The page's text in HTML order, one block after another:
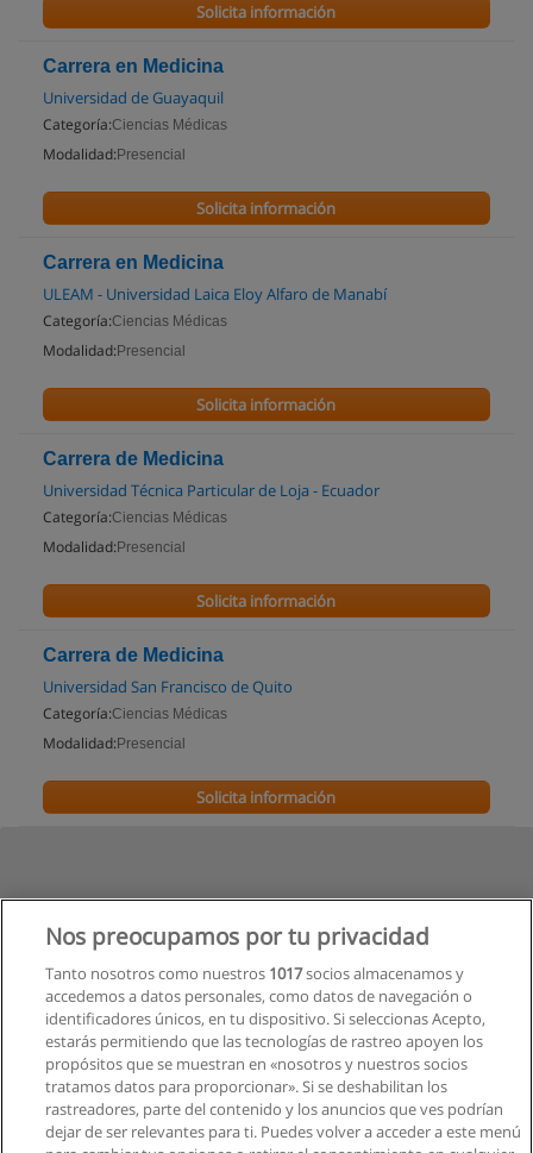
Solicita información
Carrera en Medicina
Universidad de Guayaquil
Categoría:Ciencias Médicas
Modalidad: Presencial
Solicita información
Carrera en Medicina
ULEAM - Universidad Laica Eloy Alfaro de Manabí
Categoría:Ciencias Médicas
Modalidad: Presencial
Solicita información
Carrera de Medicina
Universidad Técnica Particular de Loja - Ecuador
Categoría:Ciencias Médicas
Modalidad: Presencial
Solicita información
Carrera de Medicina
Universidad San Francisco de Quito
Categoría:Ciencias Médicas
Modalidad: Presencial
Solicita información
Nos preocupamos por tu privacidad
Tanto nosotros como nuestros 1017socios almacenamos y
accedemos a datos personales, como datos de navegación o
identificadores únicos, en tu dispositivo. Si seleccionas Acepto,
estarás permitiendo que las tecnologías de rastreo apoyen los
propósitos que se muestran en «nosotros y nuestros socios
tratamos datos para proporcionar». Si se deshabilitan los
rastreadores, parte del contenido y los anuncios que ves podrían
dejar de ser relevantes para ti. Puedes volver a acceder a este menú